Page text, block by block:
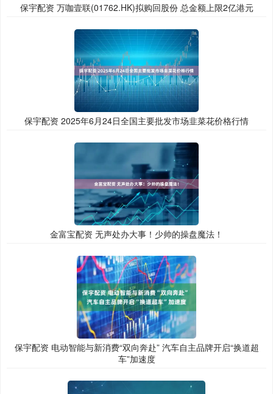
保宇配资 万咖壹联(01762.HK)拟购回股份 总金额上限2亿港元
保宇配资 2025年6月24日全国主要批发市场韭菜花价格行情
金富宝配资 无声处办大事！少帅的操盘魔法！
保宇配资 电动智能与新消费“双向奔赴” 汽车自主品牌开启“换道超
车”加速度